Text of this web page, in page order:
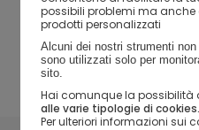
Reso e Rimborsi
60 giorni di tempo per
richiedere il rimborso
possibili problemi ma anche
prodotti personalizzati
Alcuni dei nostri strumenti
sono utilizzati solo per
sito.
Hai comunque la possibilità
alle varie tipologie di cookies.
Per ulteriori informazioni sui